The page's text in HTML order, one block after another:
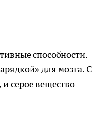
способности.
для мозга. С
серое вещество